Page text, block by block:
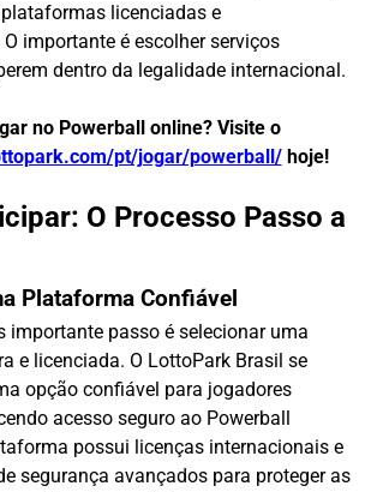
licenciadas e
importante é escolher serviços
dentro da legalidade internacional.
no Powerball online? Visite o
pt/jogar/powerball/ hoje!
O Processo Passo a
Plataforma Confiável
importante passo é selecionar uma
e licenciada. O LottoPark Brasil se
opção confiável para jogadores
acesso seguro ao Powerball
possui licenças internacionais e
segurança avançados para proteger as